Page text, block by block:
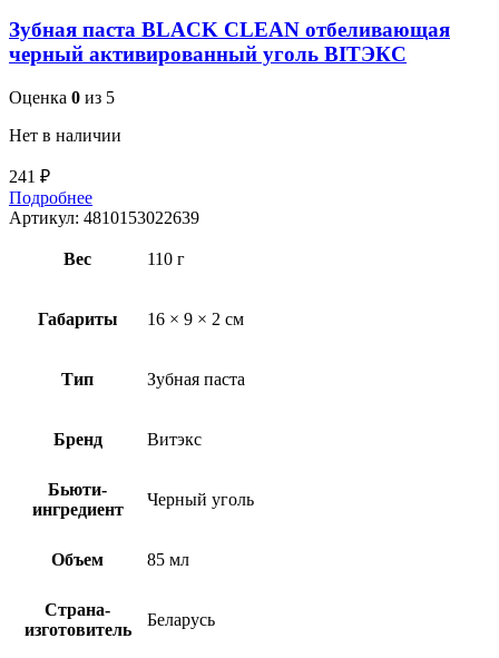
Зубная паста BLACK CLEAN отбеливающая
черный активированный уголь BITЭКС
Оценка 0 из 5
Нет в наличии
241 ₽
Подробнее
Артикул: 4810153022639
Вес 110 г
Габариты 16 × 9 × 2 см
Тип Зубная паста
Бренд Витэкс
Бьюти-
ингредиент
Черный уголь
Объем 85 мл
Страна-
изготовитель
Беларусь